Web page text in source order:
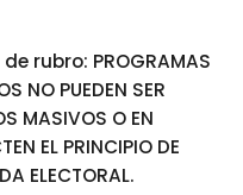
de rubro: PROGRAMAS
NO PUEDEN SER
MASIVOS O EN
EL PRINCIPIO DE
ELECTORAL.